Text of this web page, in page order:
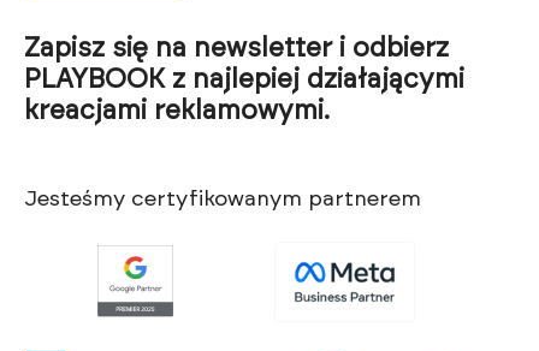
Zapisz się na newsletter i odbierz
PLAYBOOK z najlepiej działającymi
kreacjami reklamowymi.
Jesteśmy certyfikowanym partnerem